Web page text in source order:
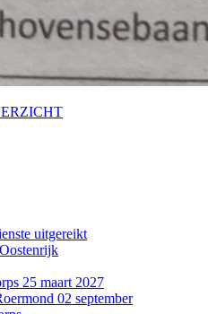
uitgereikt
25 maart 2027
02 september